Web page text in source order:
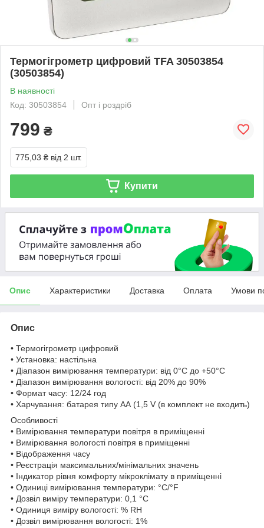
Термогігрометр цифровий TFA 30503854
(30503854)
В наявності
Код: 30503854
Опт і роздріб
799 ₴
775,03 ₴ від 2 шт.
Купити
Опис Характеристики Доставка Оплата Умови
Опис
• Термогігрометр цифровий
• Установка: настільна
• Діапазон вимірювання температури: від 0°С до +50°С
• Діапазон вимірювання вологості: від 20% до 90%
• Формат часу: 12/24 год
• Харчування: батарея типу АА (1,5 V (в комплект не входить)
Особливості
• Вимірювання температури повітря в приміщенні
• Вимірювання вологості повітря в приміщенні
• Відображення часу
• Реєстрація максимальних/мінімальних значень
• Індикатор рівня комфорту мікроклімату в приміщенні
• Одиниці вимірювання температури: °С/°F
• Дозвіл виміру температури: 0,1 °С
• Одиниця виміру вологості: % RH
• Дозвіл вимірювання вологості: 1%